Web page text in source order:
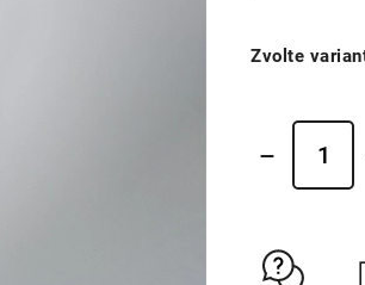
Zvolte